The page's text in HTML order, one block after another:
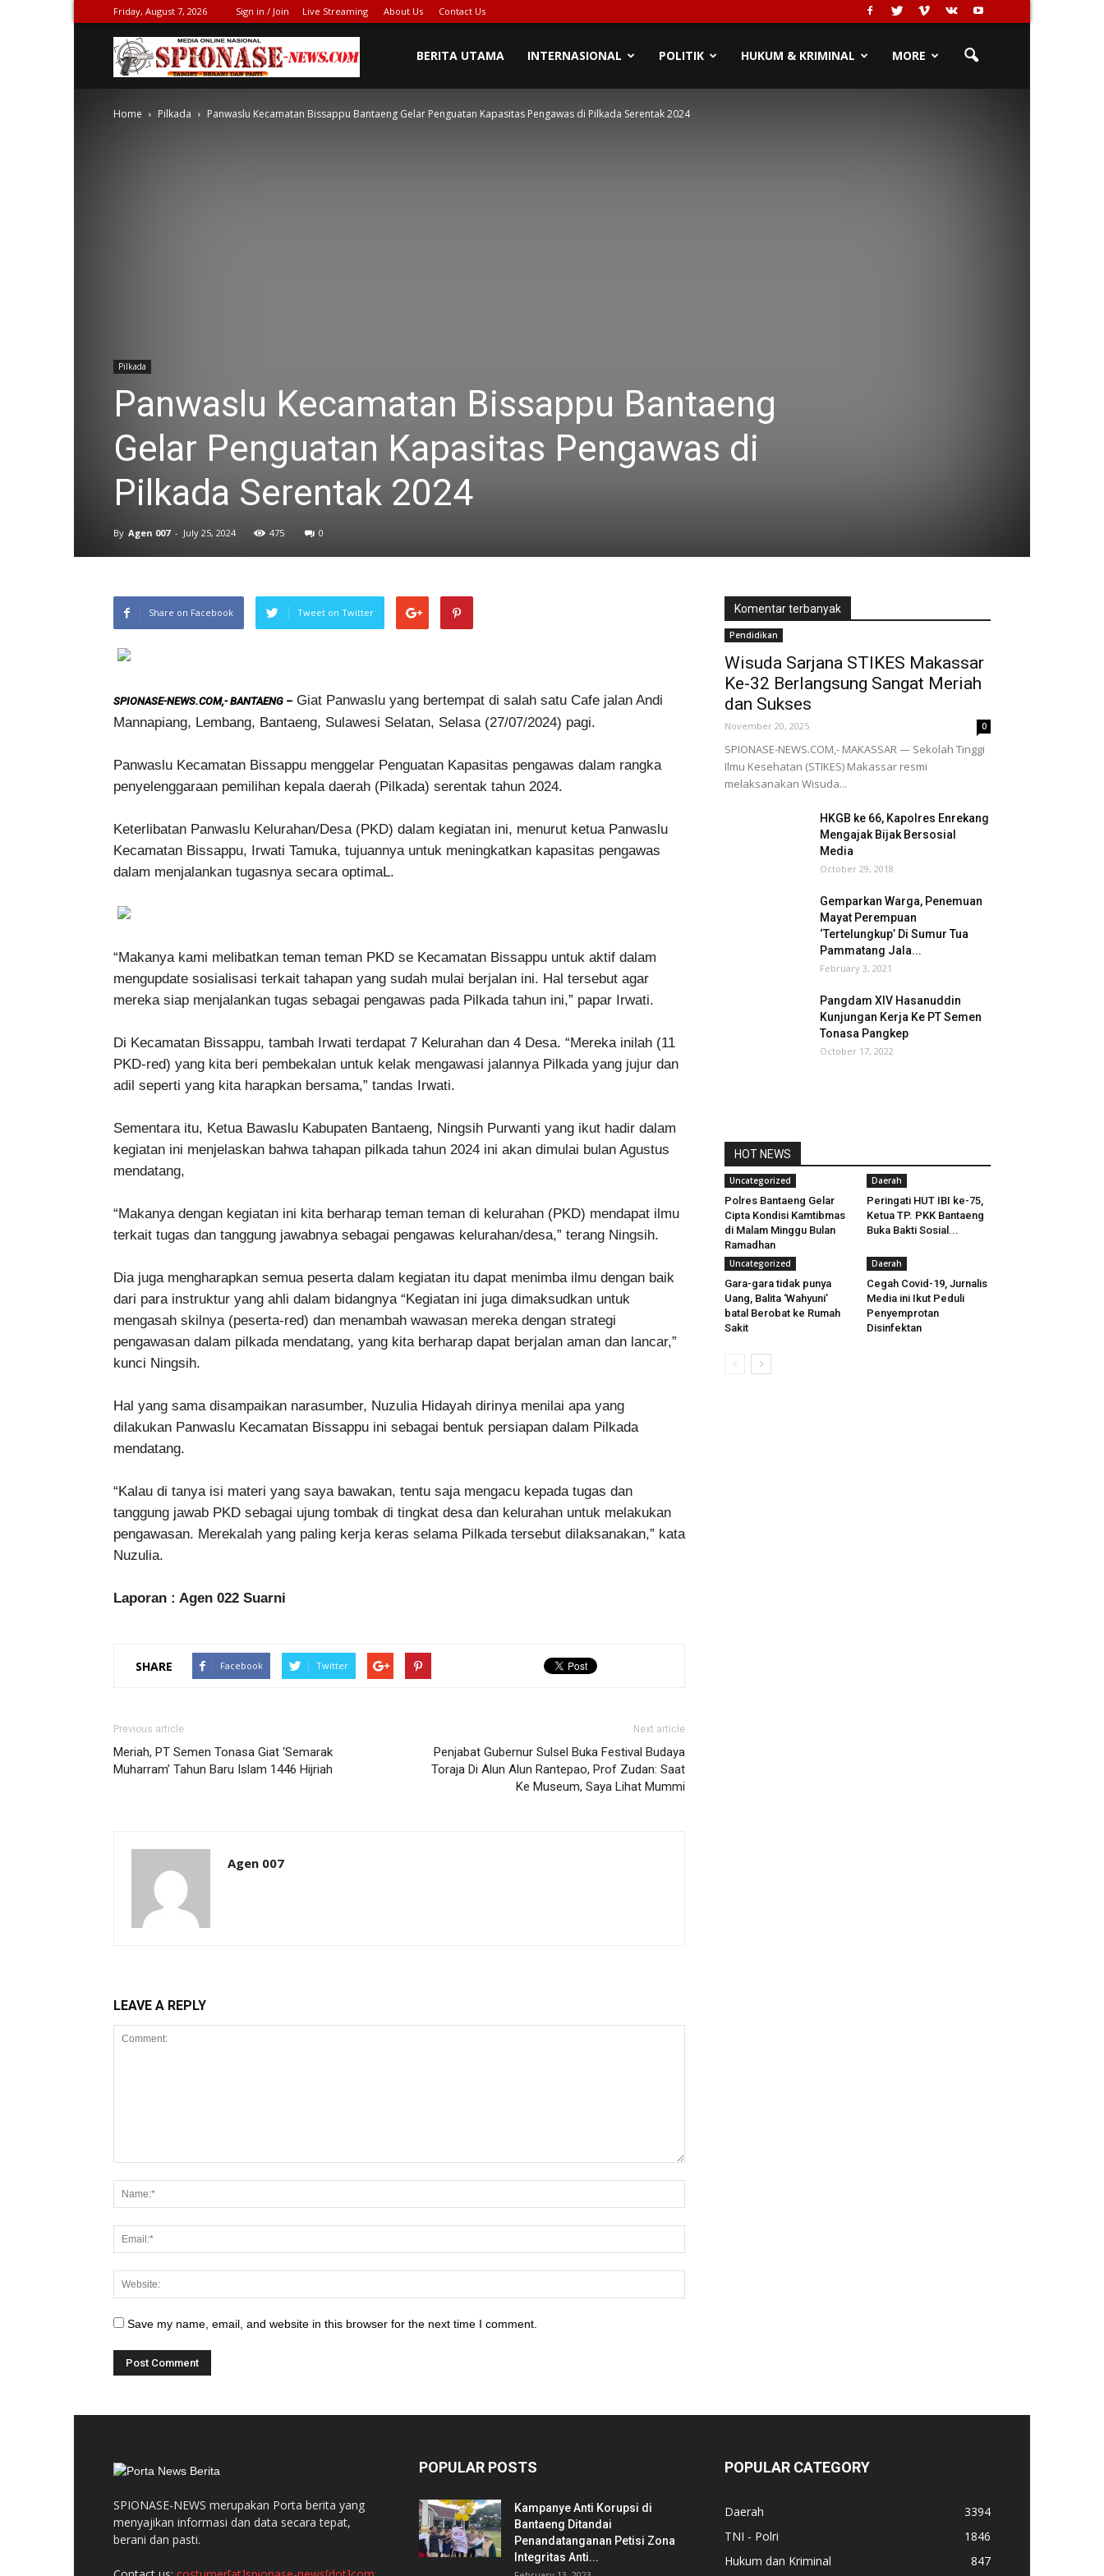
Friday, August 7, 2026 Sign in / Join Live Streaming About Us Contact Us
SPIONASE-
NEWS[DOT]COM
BERITA UTAMA INTERNASIONAL POLITIK HUKUM & KRIMINAL MORE
Home Pilkada Panwaslu Kecamatan Bissappu Bantaeng Gelar Penguatan Kapasitas Pengawas di Pilkada Serentak 2024
Pilkada
Panwaslu Kecamatan Bissappu Bantaeng
Gelar Penguatan Kapasitas Pengawas di
Pilkada Serentak 2024
By Agen 007 - July 25, 2024 475 0
Share on Facebook Tweet on Twitter
SPIONASE-NEWS.COM,- BANTAENG – Giat Panwaslu yang bertempat di salah satu Cafe jalan Andi
Mannapiang, Lembang, Bantaeng, Sulawesi Selatan, Selasa (27/07/2024) pagi.
Panwaslu Kecamatan Bissappu menggelar Penguatan Kapasitas pengawas dalam rangka
penyelenggaraan pemilihan kepala daerah (Pilkada) serentak tahun 2024.
Keterlibatan Panwaslu Kelurahan/Desa (PKD) dalam kegiatan ini, menurut ketua Panwaslu
Kecamatan Bissappu, Irwati Tamuka, tujuannya untuk meningkatkan kapasitas pengawas
dalam menjalankan tugasnya secara optimaL.
“Makanya kami melibatkan teman teman PKD se Kecamatan Bissappu untuk aktif dalam
mengupdate sosialisasi terkait tahapan yang sudah mulai berjalan ini. Hal tersebut agar
mereka siap menjalankan tugas sebagai pengawas pada Pilkada tahun ini,” papar Irwati.
Di Kecamatan Bissappu, tambah Irwati terdapat 7 Kelurahan dan 4 Desa. “Mereka inilah (11
PKD-red) yang kita beri pembekalan untuk kelak mengawasi jalannya Pilkada yang jujur dan
adil seperti yang kita harapkan bersama,” tandas Irwati.
Sementara itu, Ketua Bawaslu Kabupaten Bantaeng, Ningsih Purwanti yang ikut hadir dalam
kegiatan ini menjelaskan bahwa tahapan pilkada tahun 2024 ini akan dimulai bulan Agustus
mendatang,
“Makanya dengan kegiatan ini kita berharap teman teman di kelurahan (PKD) mendapat ilmu
terkait tugas dan tanggung jawabnya sebagai pengawas kelurahan/desa,” terang Ningsih.
Dia juga mengharapkan semua peserta dalam kegiatan itu dapat menimba ilmu dengan baik
dari para instruktur yang ahli dalam bidangnya “Kegiatan ini juga dimaksudkan untuk
mengasah skilnya (peserta-red) dan menambah wawasan mereka dengan strategi
pengawasan dalam pilkada mendatang, yang kita berharap dapat berjalan aman dan lancar,”
kunci Ningsih.
Hal yang sama disampaikan narasumber, Nuzulia Hidayah dirinya menilai apa yang
dilakukan Panwaslu Kecamatan Bissappu ini sebagai bentuk persiapan dalam Pilkada
mendatang.
“Kalau di tanya isi materi yang saya bawakan, tentu saja mengacu kepada tugas dan
tanggung jawab PKD sebagai ujung tombak di tingkat desa dan kelurahan untuk melakukan
pengawasan. Merekalah yang paling kerja keras selama Pilkada tersebut dilaksanakan,” kata
Nuzulia.
Laporan : Agen 022 Suarni
SHARE Facebook Twitter
Previous article
Meriah, PT Semen Tonasa Giat ‘Semarak
Muharram’ Tahun Baru Islam 1446 Hijriah
Next article
Penjabat Gubernur Sulsel Buka Festival Budaya
Toraja Di Alun Alun Rantepao, Prof Zudan: Saat
Ke Museum, Saya Lihat Mummi
Agen 007
LEAVE A REPLY
Save my name, email, and website in this browser for the next time I comment.
Komentar terbanyak
Pendidikan
Wisuda Sarjana STIKES Makassar
Ke-32 Berlangsung Sangat Meriah
dan Sukses
November 20, 2025 0
SPIONASE-NEWS.COM,- MAKASSAR — Sekolah Tinggi
Ilmu Kesehatan (STIKES) Makassar resmi
melaksanakan Wisuda...
HKGB ke 66, Kapolres Enrekang
Mengajak Bijak Bersosial
Media
October 29, 2018
Gemparkan Warga, Penemuan
Mayat Perempuan
‘Tertelungkup’ Di Sumur Tua
Pammatang Jala...
February 3, 2021
Pangdam XIV Hasanuddin
Kunjungan Kerja Ke PT Semen
Tonasa Pangkep
October 17, 2022
HOT NEWS
Uncategorized
Polres Bantaeng Gelar
Cipta Kondisi Kamtibmas
di Malam Minggu Bulan
Ramadhan
Daerah
Peringati HUT IBI ke-75,
Ketua TP. PKK Bantaeng
Buka Bakti Sosial...
Uncategorized
Gara-gara tidak punya
Uang, Balita ‘Wahyuni’
batal Berobat ke Rumah
Sakit
Daerah
Cegah Covid-19, Jurnalis
Media ini Ikut Peduli
Penyemprotan
Disinfektan
SPIONASE-NEWS merupakan Porta berita yang
menyajikan informasi dan data secara tepat,
berani dan pasti.
POPULAR POSTS
Kampanye Anti Korupsi di
Bantaeng Ditandai
Penandatanganan Petisi Zona
Integritas Anti...
POPULAR CATEGORY
Daerah
3394
TNI - Polri
1846
Hukum dan Kriminal
847